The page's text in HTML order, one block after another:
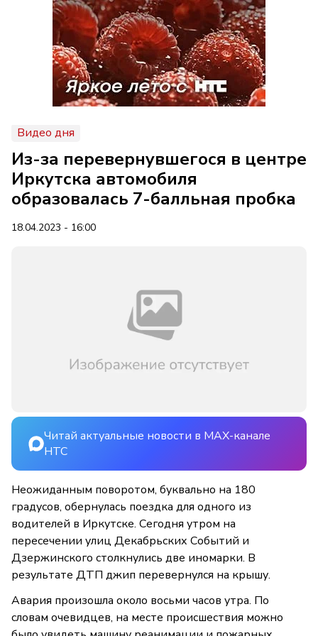
Видео дня
Из-за перевернувшегося в центре
Иркутска автомобиля
образовалась 7-балльная пробка
18.04.2023 - 16:00
Читай актуальные новости в MAX-канале
НТС
Неожиданным поворотом, буквально на 180
градусов, обернулась поездка для одного из
водителей в Иркутске. Сегодня утром на
пересечении улиц Декабрьских Событий и
Дзержинского столкнулись две иномарки. В
результате ДТП джип перевернулся на крышу.
Авария произошла около восьми часов утра. По
словам очевидцев, на месте происшествия можно